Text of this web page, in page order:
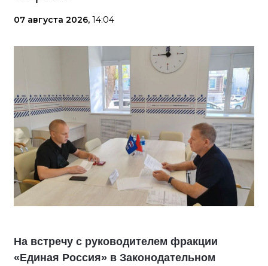
07 августа 2026, 14:04
На встречу с руководителем фракции
«Единая Россия» в Законодательном